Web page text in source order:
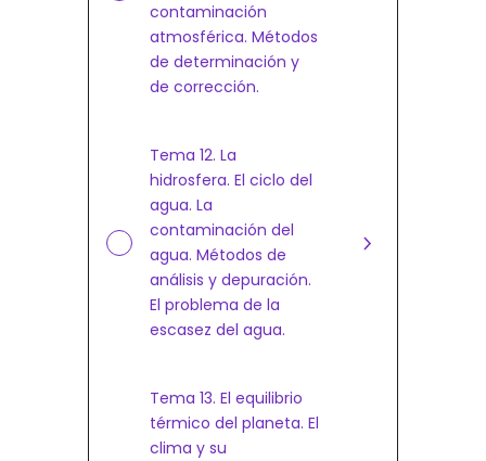
contaminación
atmosférica. Métodos
de determinación y
de corrección.
Tema 12. La
hidrosfera. El ciclo del
agua. La
contaminación del
agua. Métodos de
análisis y depuración.
El problema de la
escasez del agua.
Tema 13. El equilibrio
térmico del planeta. El
clima y su